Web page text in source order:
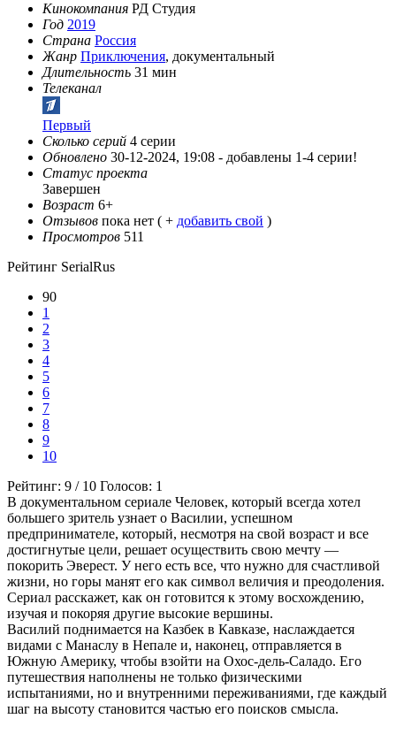
Кинокомпания РД Студия
Год 2019
Страна Россия
Жанр Приключения, документальный
Длительность 31 мин
Телеканал
Первый
Сколько серий 4 серии
Обновлено 30-12-2024, 19:08 - добавлены 1-4 серии!
Статус проекта
Завершен
Возраст 6+
Отзывов пока нет ( + добавить свой )
Просмотров 511
Рейтинг SerialRus
90
1
2
3
4
5
6
7
8
9
10
Рейтинг: 9 / 10 Голосов: 1
В документальном сериале Человек, который всегда хотел
большего зритель узнает о Василии, успешном
предпринимателе, который, несмотря на свой возраст и все
достигнутые цели, решает осуществить свою мечту —
покорить Эверест. У него есть все, что нужно для счастливой
жизни, но горы манят его как символ величия и преодоления.
Сериал расскажет, как он готовится к этому восхождению,
изучая и покоряя другие высокие вершины.
Василий поднимается на Казбек в Кавказе, наслаждается
видами с Манаслу в Непале и, наконец, отправляется в
Южную Америку, чтобы взойти на Охос-дель-Саладо. Его
путешествия наполнены не только физическими
испытаниями, но и внутренними переживаниями, где каждый
шаг на высоту становится частью его поисков смысла.